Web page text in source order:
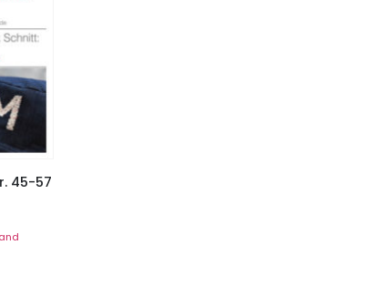
45-57